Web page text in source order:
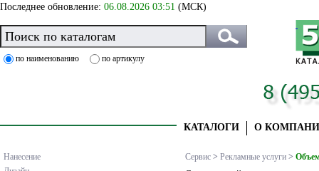
КАТАЛОГИ О
по наименованию по артикулу
Последнее обновление: 06.08.2026 03:51 (МСК)
Нанесение
Сервис > Рекламные услуги >